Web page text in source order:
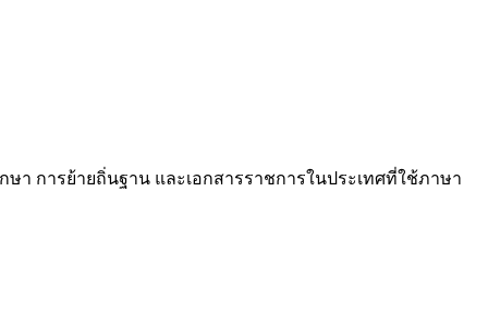
ษา การย้ายถิ่นฐาน และเอกสารราชการในประเทศที่ใช้ภาษา